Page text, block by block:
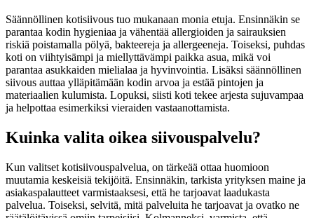
Säännöllinen kotisiivous tuo mukanaan monia etuja. Ensinnäkin se
parantaa kodin hygieniaa ja vähentää allergioiden ja sairauksien
riskiä poistamalla pölyä, bakteereja ja allergeeneja. Toiseksi, puhdas
koti on viihtyisämpi ja miellyttävämpi paikka asua, mikä voi
parantaa asukkaiden mielialaa ja hyvinvointia. Lisäksi säännöllinen
siivous auttaa ylläpitämään kodin arvoa ja estää pintojen ja
materiaalien kulumista. Lopuksi, siisti koti tekee arjesta sujuvampaa
ja helpottaa esimerkiksi vieraiden vastaanottamista.
Kuinka valita oikea siivouspalvelu?
Kun valitset kotisiivouspalvelua, on tärkeää ottaa huomioon
muutamia keskeisiä tekijöitä. Ensinnäkin, tarkista yrityksen maine ja
asiakaspalautteet varmistaaksesi, että he tarjoavat laadukasta
palvelua. Toiseksi, selvitä, mitä palveluita he tarjoavat ja ovatko ne